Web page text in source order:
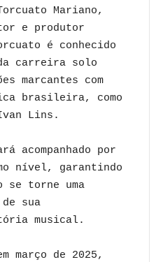
Mariano,
e produtor
é conhecido
carreira solo
marcantes com
brasileira, como
Lins.
acompanhado por
nível, garantindo
se torne uma
sua
musical.
março de 2025,